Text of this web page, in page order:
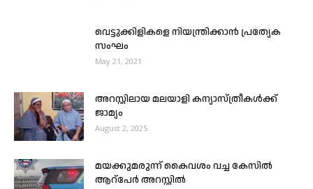
വെട്ടുക്കിളികളെ നിയന്ത്രിക്കാൻ പ്രത്യേക
സംഘം
May 21, 2021
അറസ്റ്റിലായ മലയാളി കന്യാസ്ത്രീകള്‍ക്ക്
ജാമ്യം
August 2, 2025
മയക്കുമരുന്ന് കൈവശം വച്ച കേസിൽ
ആറ്പേർ അറസ്റ്റിൽ